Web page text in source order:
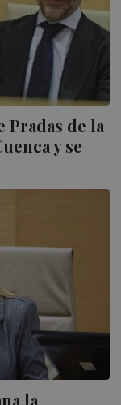
Pradas de la
y se
la